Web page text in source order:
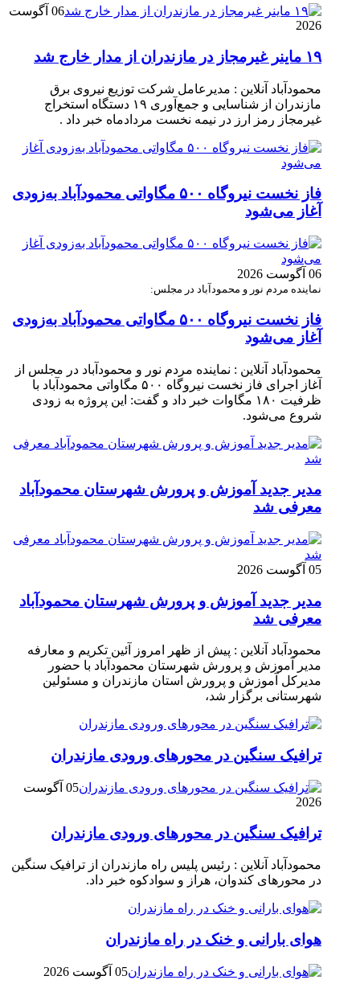
06 آگوست
2026
۱۹ ماینر غیرمجاز در مازندران از مدار خارج شد
محمودآباد آنلاین : مدیرعامل شرکت توزیع نیروی برق
مازندران از شناسایی و جمع‌آوری ۱۹ دستگاه استخراج
غیرمجاز رمز ارز در نیمه نخست مردادماه خبر داد .
فاز نخست نیروگاه ۵۰۰ مگاواتی محمودآباد به‌زودی
آغاز می‌شود
06 آگوست 2026
نماینده مردم نور و محمودآباد در مجلس:
فاز نخست نیروگاه ۵۰۰ مگاواتی محمودآباد به‌زودی
آغاز می‌شود
محمودآباد آنلاین : نماینده مردم نور و محمودآباد در مجلس از
آغاز اجرای فاز نخست نیروگاه ۵۰۰ مگاواتی محمودآباد با
ظرفیت ۱۸۰ مگاوات خبر داد و گفت: این پروژه به زودی
شروع می‌شود.
مدیر جدید آموزش و پرورش شهرستان محمودآباد
معرفی شد
05 آگوست 2026
مدیر جدید آموزش و پرورش شهرستان محمودآباد
معرفی شد
محمودآباد آنلاین : پیش از ظهر امروز آئین تکریم و معارفه
مدیر آموزش و پرورش شهرستان محمودآباد با حضور
مدیرکل آموزش و پرورش استان مازندران و مسئولین
شهرستانی برگزار شد،
ترافیک سنگین در محور‌های ورودی مازندران
05 آگوست
2026
ترافیک سنگین در محور‌های ورودی مازندران
محمودآباد آنلاین : رئیس پلیس راه مازندران از ترافیک سنگین
در محور‌های کندوان، هراز و سوادکوه خبر داد.
هوای بارانی و خنک در راه مازندران
05 آگوست 2026